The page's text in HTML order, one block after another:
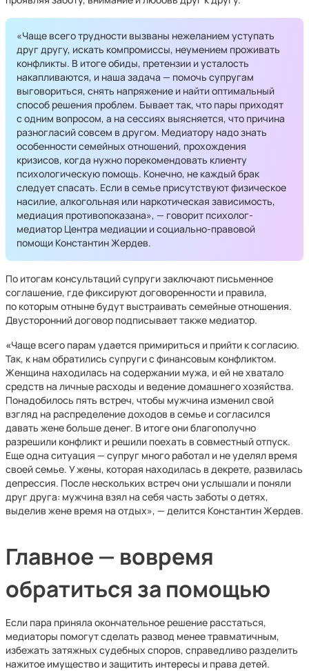
«Чаще всего трудности вызваны нежеланием уступать
друг другу, искать компромиссы, неумением проживать
конфликты. В итоге обиды, претензии и усталость
накапливаются, и наша задача — помочь супругам
выговориться, снять напряжение и найти оптимальный
способ решения проблем. Бывает так, что пары приходят
с одним вопросом, а на сессиях выясняется, что причина
разногласий совсем в другом. Медиатору надо знать
особенности семейных отношений, прохождения
кризисов, когда нужно порекомендовать клиенту
психологическую помощь. Конечно, не каждый брак
следует спасать. Если в семье присутствуют физическое
насилие, алкогольная или наркотическая зависимость,
медиация противопоказана», — говорит психолог-
медиатор Центра медиации и социально-правовой
помощи Константин Жердев.
По итогам консультаций супруги заключают письменное
соглашение, где фиксируют договоренности и правила,
по которым отныне будут выстраивать семейные отношения.
Двусторонний договор подписывает также медиатор.
«Чаще всего парам удается примириться и прийти к согласию.
Так, к нам обратились супруги с финансовым конфликтом.
Женщина находилась на содержании мужа, и ей не хватало
средств на личные расходы и ведение домашнего хозяйства.
Понадобилось пять встреч, чтобы мужчина изменил свой
взгляд на распределение доходов в семье и согласился
давать жене больше денег. В итоге они благополучно
разрешили конфликт и решили поехать в совместный отпуск.
Еще одна ситуация — супруг много работал и не уделял время
своей семье. У жены, которая находилась в декрете, развилась
депрессия. После нескольких встреч они услышали и поняли
друг друга: мужчина взял на себя часть заботы о детях,
выделив жене время на отдых», — делится Константин Жердев.
Главное — вовремя
обратиться за помощью
Если пара приняла окончательное решение расстаться,
медиаторы помогут сделать развод менее травматичным,
избежать затяжных судебных споров, справедливо разделить
нажитое имущество и защитить интересы и права детей.